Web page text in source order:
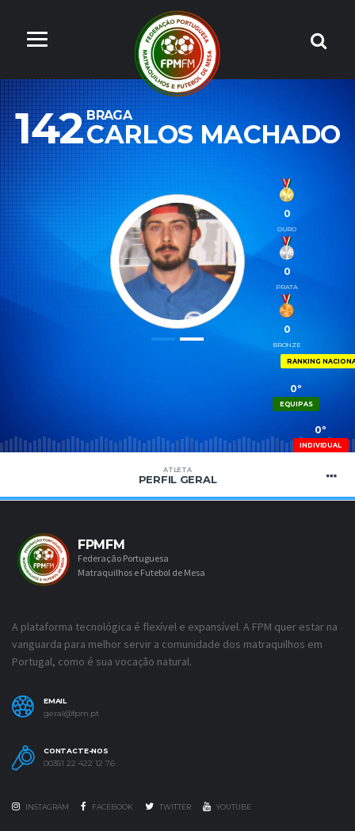
142BRAGA
CARLOS MACHADO
0
OURO
0
PRATA
0
BRONZE
RANKING
0º
EQUIPAS
0º
INDIVIDUAL
ATLETA
PERFIL GERAL
FPMFM
Federação Portuguesa
Matraquilhos e Futebol de Mesa
A plataforma tecnológica é flexível e expansível. A FPM quer estar na
vanguarda para melhor servir a comunidade dos matraquilhos em
Portugal, como é sua vocação natural.
EMAIL
geral@fpm.pt
CONTACTE-NOS
00351 22 422 12 76
INSTAGRAM FACEBOOK TWITTER YOUTUBE